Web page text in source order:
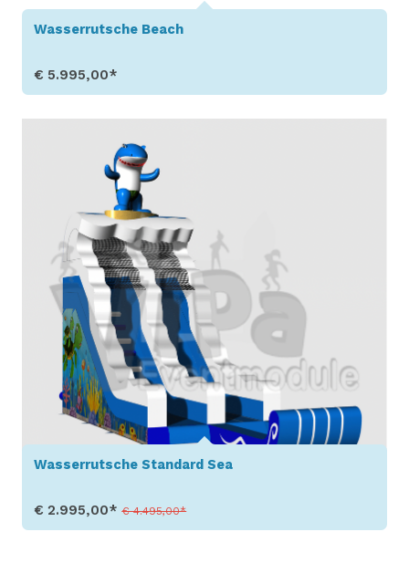
Wasserrutsche Beach
€ 5.995,00*
Wasserrutsche Standard Sea
€ 2.995,00*€ 4.495,00*